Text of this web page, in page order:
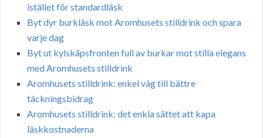
istället för standardläsk
Byt dyr burkläsk mot Aromhusets stilldrink och spara
varje dag
Byt ut kylskåpsfronten full av burkar mot stilla elegans
med Aromhusets stilldrink
Aromhusets stilldrink: enkel väg till bättre
täckningsbidrag
Aromhusets stilldrink: det enkla sättet att kapa
läskkostnaderna